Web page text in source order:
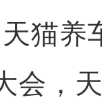
养
会，